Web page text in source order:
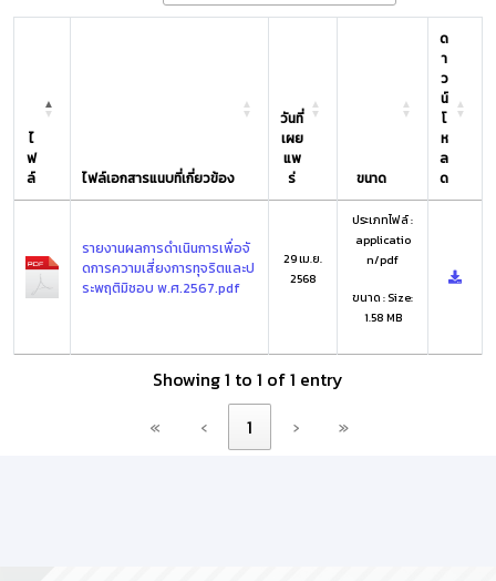
ไ
ฟ
ล์
ไฟล์เอกสารแนบที่เกี่ยวข้อง
วันที่
เผย
แพ
ร่
ขนาด
ด
า
ว
น์
โ
ห
ล
ด
รายงานผลการดำเนินการเพื่อจั
ดการความเสี่ยงการทุจริตและป
ระพฤติมิชอบ พ.ศ.2567.pdf
29 เม.ย.
2568
ประเภทไฟล์ :
applicatio
n/pdf
ขนาด : Size:
1.58 MB
Showing 1 to 1 of 1 entry
«
‹ 1 › »